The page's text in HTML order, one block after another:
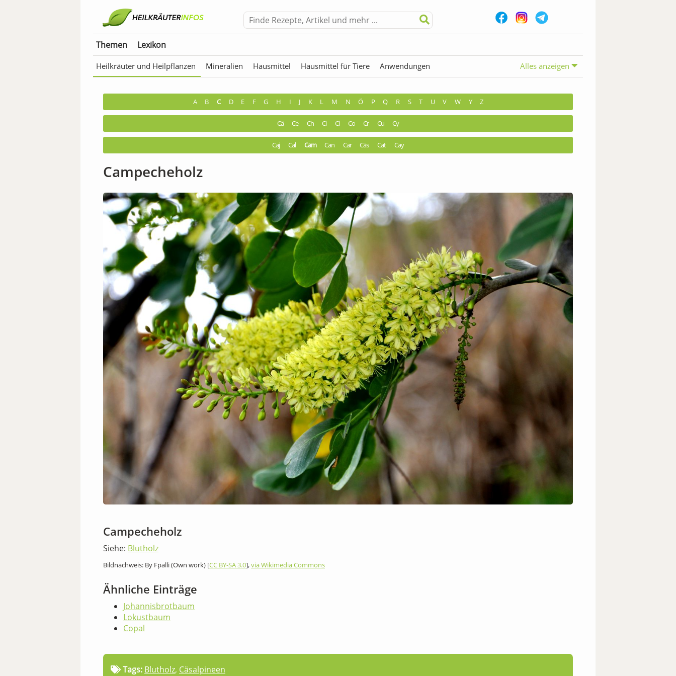
Themen Lexikon
Heilkräuter und Heilpflanzen Mineralien Hausmittel Hausmittel für Tiere Anwendungen Alles anzeigen
A B C D E F G H I J K L M N Ö P Q R S T U V W Y Z
Cä Ce Ch Ci Cl Co Cr Cu Cy
Caj Cal Cam Can Car Cäs Cat Cay
Campecheholz
Campecheholz
Siehe: Blutholz
Bildnachweis: By Fpalli (Own work) [CC BY-SA 3.0],via Wikimedia Commons
Ähnliche Einträge
Johannisbrotbaum
Lokustbaum
Copal
Tags: Blutholz, Cäsalpineen